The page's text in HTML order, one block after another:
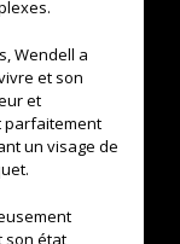
Wendell a
et son
et
parfaitement
un visage de
son état